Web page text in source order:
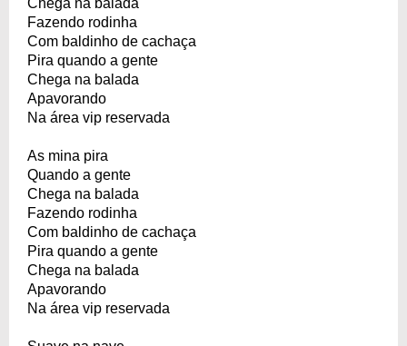
Chega na balada
Fazendo rodinha
Com baldinho de cachaça
Pira quando a gente
Chega na balada
Apavorando
Na área vip reservada
As mina pira
Quando a gente
Chega na balada
Fazendo rodinha
Com baldinho de cachaça
Pira quando a gente
Chega na balada
Apavorando
Na área vip reservada